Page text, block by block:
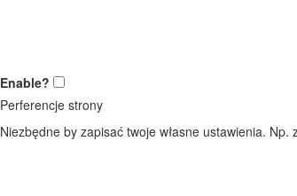
Enable?
Perferencje strony
Niezbędne by zapisać twoje własne ustawienia.